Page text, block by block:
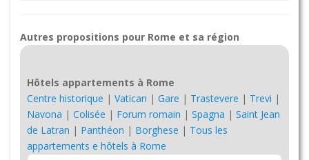
Autres propositions pour Rome et sa région
Hôtels appartements à Rome
Centre historique | Vatican | Gare | Trastevere | Trevi |
Navona | Colisée | Forum romain | Spagna | Saint Jean
de Latran | Panthéon | Borghese | Tous les
appartements e hôtels à Rome